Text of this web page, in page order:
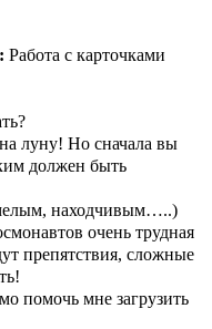
Работа с карточками
луну! Но сначала вы
должен быть
находчивым…..)
очень трудная
препятствия, сложные
помочь мне загрузить